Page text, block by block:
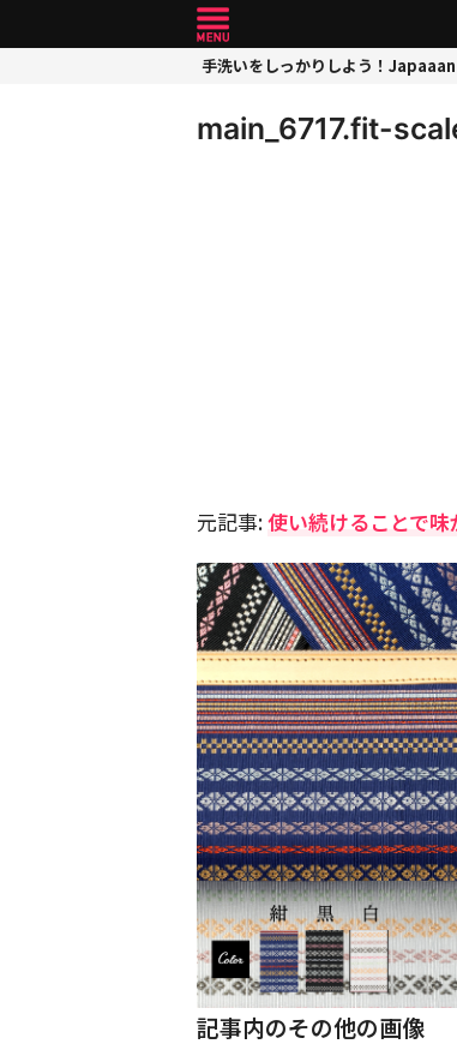
手洗いをしっかりしよう！Japaaan
main_6717.fit-
元記事:使い続けることで
記事内のその他の画像